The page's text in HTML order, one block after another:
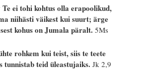
Te ei tohi kohtus olla erapoolikud,
niihästi väikest kui suurt; ärge
kohus on Jumala päralt.5Ms
rohkem kui teist, siis te teete
tunnistab teid üleastujaiks.Jk 2,9